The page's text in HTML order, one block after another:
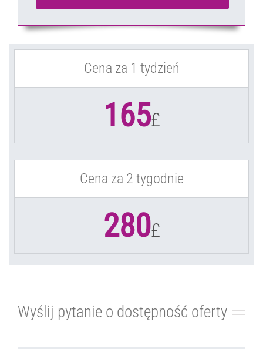
Cena za 1 tydzień
165£
Cena za 2 tygodnie
280£
Wyślij pytanie o dostępność oferty